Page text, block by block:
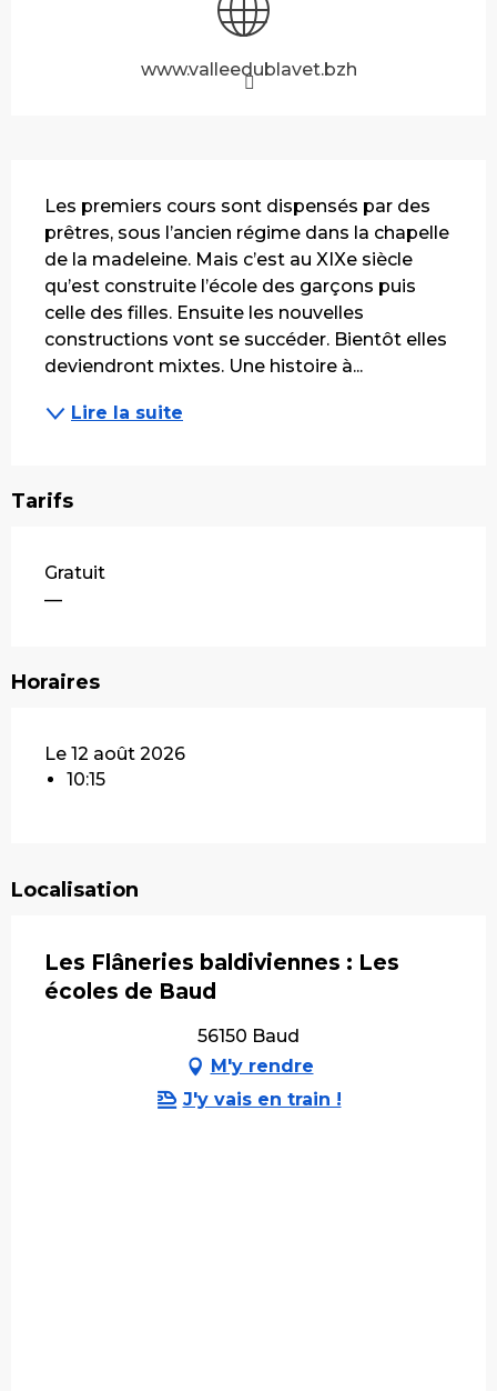
www.valleedublavet.bzh
Les premiers cours sont dispensés par des
prêtres, sous l’ancien régime dans la chapelle
de la madeleine. Mais c’est au XIXe siècle
qu’est construite l’école des garçons puis
celle des filles. Ensuite les nouvelles
constructions vont se succéder. Bientôt elles
deviendront mixtes. Une histoire à...
Lire la suite
Tarifs
Gratuit
—
Horaires
Le 12 août 2026
10:15
Localisation
Les Flâneries baldiviennes : Les
écoles de Baud
56150 Baud
M'y rendre
J'y vais en train !